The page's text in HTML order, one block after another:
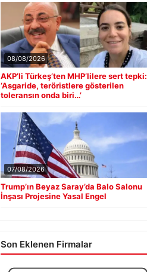
08/08/2026
AKP’li Türkeş’ten MHP’lilere sert tepki:
‘Asgaride, teröristlere gösterilen
toleransın onda biri…’
07/08/2026
Trump’ın Beyaz Saray’da Balo Salonu
İnşası Projesine Yasal Engel
Son Eklenen Firmalar